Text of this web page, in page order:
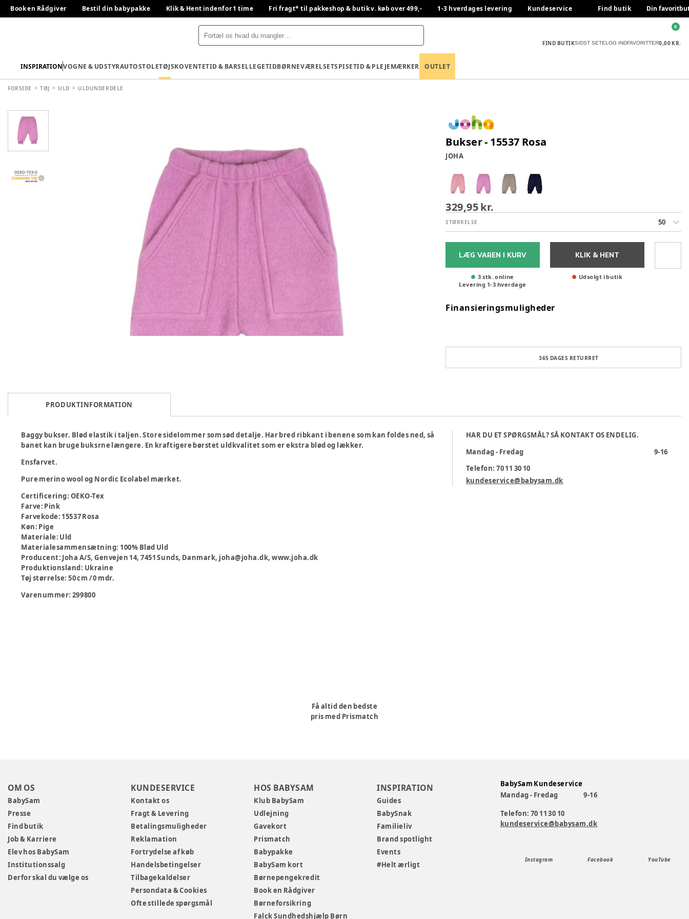
Book en Rådgiver Bestil din babypakke Klik & Hent indenfor 1 time Fri fragt* til pakkeshop & butik v. køb over 499,- 1-3 hverdages levering Kundeservice Find butik Din
FIND BUTIKSIDST SETELOG INDFAVORITTER0,00 KR.
0
INSPIRATIONVOGNE & UDSTYRAUTOSTOLETØJSKOVENTETID & BARSELLEGETIDBØRNEVÆRELSETSPISETID & PLEJEMÆRKER OUTLET
FORSIDE TØJ ULD ULDUNDERDELE
Bukser - 15537 Rosa
JOHA
329,95 kr.
STØRRELSE 50
LÆG VAREN I KURV
3 stk. online
Levering 1-3 hverdage
KLIK & HENT
Udsolgt i butik
Finansieringsmuligheder
365 DAGES RETURRET
PRODUKTINFORMATION
Baggy bukser. Blød elastik i taljen. Store sidelommer som sød detalje. Har bred ribkant i benene som kan foldes ned, så
banet kan bruge buksrne længere. En kraftigere børstet uldkvalitet som er ekstra blød og lækker.
Ensfarvet.
Pure merino wool og Nordic Ecolabel mærket.
Certificering: OEKO-Tex
Farve: Pink
Farvekode: 15537 Rosa
Køn: Pige
Materiale: Uld
Materialesammensætning: 100% Blød Uld
Producent: Joha A/S, Genvejen 14, 7451 Sunds, Danmark, joha@joha.dk, www.joha.dk
Produktionsland: Ukraine
Tøj størrelse:50 cm / 0 mdr.
Varenummer: 299800
HAR DU ET SPØRGSMÅL? SÅ KONTAKT OS ENDELIG.
Mandag - Fredag
9-16
Telefon: 70 11 30 10
kundeservice@babysam.dk
Få altid den bedste
pris med Prismatch
OM OS
BabySam
Presse
Find butik
Job & Karriere
Elev hos BabySam
Institutionssalg
Derfor skal du vælge os
KUNDESERVICE
Kontakt os
Fragt & Levering
Betalingsmuligheder
Reklamation
Fortrydelse af køb
Handelsbetingelser
Tilbagekaldelser
Persondata & Cookies
Ofte stillede spørgsmål
HOS BABYSAM
Klub BabySam
Udlejning
Gavekort
Prismatch
Babypakke
BabySam kort
Børnepengekredit
Book en Rådgiver
Børneforsikring
Falck Sundhedshjælp Børn
INSPIRATION
Guides
BabySnak
Familieliv
Brand spotlight
Events
#Helt ærligt
BabySam Kundeservice
Mandag - Fredag
9-16
Telefon: 70 11 30 10
kundeservice@babysam.dk
Instagram Facebook YouTube